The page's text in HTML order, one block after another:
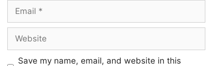
Email
Website
Save my name, email, and website in this